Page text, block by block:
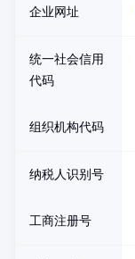
企业网址
统一社会信用
代码
组织机构代码
纳税人识别号
工商注册号